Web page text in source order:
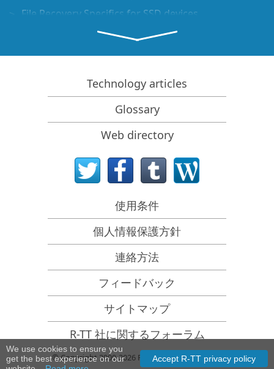
File Recovery Specifics for SSD devices
How to recover data from NVMe devices
Predicting Success of Common Data Recovery Cases
Recovery of Overwritten Data
Emergency File Recovery Using R-Studio Emergency
RAID Recovery Presentation
R-Studio: Data recovery from a non-functional
File Recovery from a Computer that Won't Boot
SDカードからのHD動画復元
File Recovery from an Unbootable Mac Computer
The best way to recover files from a Mac system disk
Data Recovery from an Encrypted Linux Disk after a
Data Recovery from Apple Disk Images (.DMG files)
File Recovery after Re-installing Windows
R-Studio: Data Recovery over Network
Technology articles
Glossary
Web directory
使用条件
個人情報保護方針
連絡方法
フィードバック
サイトマップ
R-TT 社に関するフォーラム
© Copyright 2000-2026 R-Tools Technology Inc.
We use cookies to ensure you
get the best experience on our
Accept R-TT privacy policy